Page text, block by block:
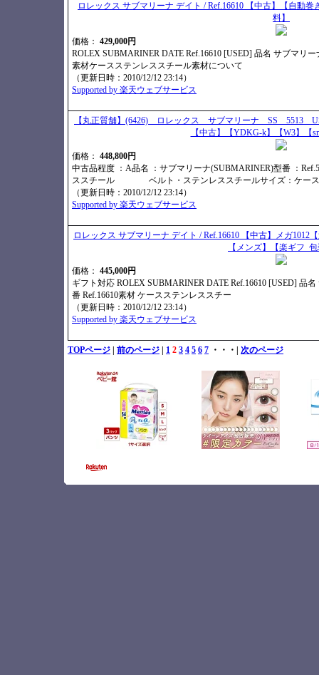
ロレックス サブマリーナ デイト / Ref.16610 【中古】【自動
料】
価格： 429,000円
ROLEX SUBMARINER DATE Ref.16610 [USED] 品名 サブマリ
素材ケースステンレススチール素材について
（更新日時：2010/12/12 23:14）
Supported by 楽天ウェブサービス
【丸正質舗】(6426) ロレックス サブマリーナ SS 5513
【中古】【YDKG-k】【W3】【
価格： 448,800円
中古品程度 ：A品名 ：サブマリーナ(SUBMARINER)型番 ：
ススチール ベルト・ステンレススチールサイズ：ケース
（更新日時：2010/12/12 23:14）
Supported by 楽天ウェブサービス
ロレックス サブマリーナ デイト / Ref.16610 【中古】メガ
【メンズ】【楽ギフ_
価格： 445,000円
ギフト対応 ROLEX SUBMARINER DATE Ref.16610 [USED] 品
番 Ref.16610素材 ケースステンレススチー
（更新日時：2010/12/12 23:14）
Supported by 楽天ウェブサービス
TOPページ 前のページ 1 2 3 4 5 6 7 ・・・| 次のページ